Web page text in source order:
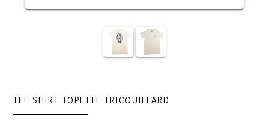
TEE SHIRT TOPETTE TRICOUILLARD